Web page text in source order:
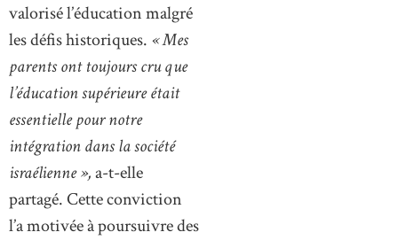
valorisé l’éducation malgré
les défis historiques. « Mes
parents ont toujours cru que
l’éducation supérieure était
essentielle pour notre
intégration dans la société
israélienne »,a-t-elle
partagé. Cette conviction
l’a motivée à poursuivre des